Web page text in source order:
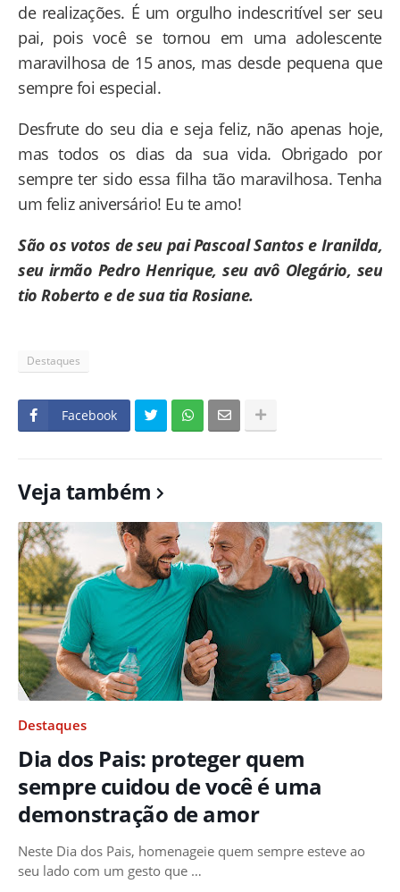
de realizações. É um orgulho indescritível ser seu
pai, pois você se tornou em uma adolescente
maravilhosa de 15 anos, mas desde pequena que
sempre foi especial.
Desfrute do seu dia e seja feliz, não apenas hoje,
mas todos os dias da sua vida. Obrigado por
sempre ter sido essa filha tão maravilhosa. Tenha
um feliz aniversário! Eu te amo!
São os votos de seu pai Pascoal Santos e Iranilda,
seu irmão Pedro Henrique, seu avô Olegário, seu
tio Roberto e de sua tia Rosiane.
Destaques
Facebook
Veja também
Destaques
Dia dos Pais: proteger quem
sempre cuidou de você é uma
demonstração de amor
Neste Dia dos Pais, homenageie quem sempre esteve ao
seu lado com um gesto que …